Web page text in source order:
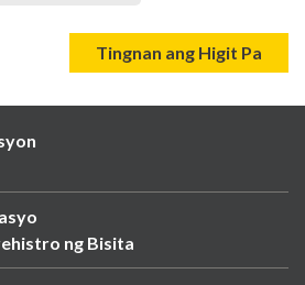
Tingnan ang Higit Pa
ng Bisita